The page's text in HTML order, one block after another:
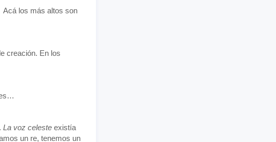
Acá los más altos son
creación. En los
La voz celeste existía
un re, tenemos un